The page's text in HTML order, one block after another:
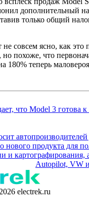
дополнительный
только общий
совсем ясно, как это
но похоже, что
180% теперь
что Model 3 готова к
нового продукта для
и картографирования,
Autopilot, VW
electrek.ru